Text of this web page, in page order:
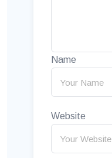
Name
Website